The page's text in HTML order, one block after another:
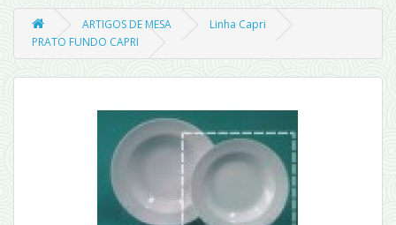
ARTIGOS DE MESA
Linha Capri
PRATO FUNDO CAPRI